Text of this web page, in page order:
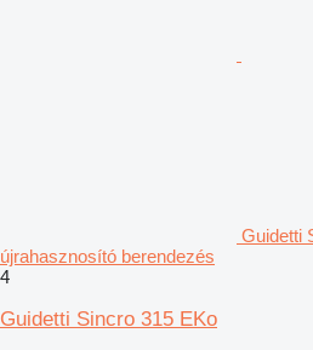
Guidetti
újrahasznosító berendezés
4
Guidetti Sincro 315 EKo